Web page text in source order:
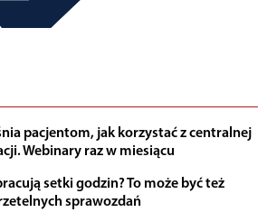
pacjentom, jak korzystać z centralnej
Webinary raz w miesiącu
setki godzin? To może być też
sprawozdań